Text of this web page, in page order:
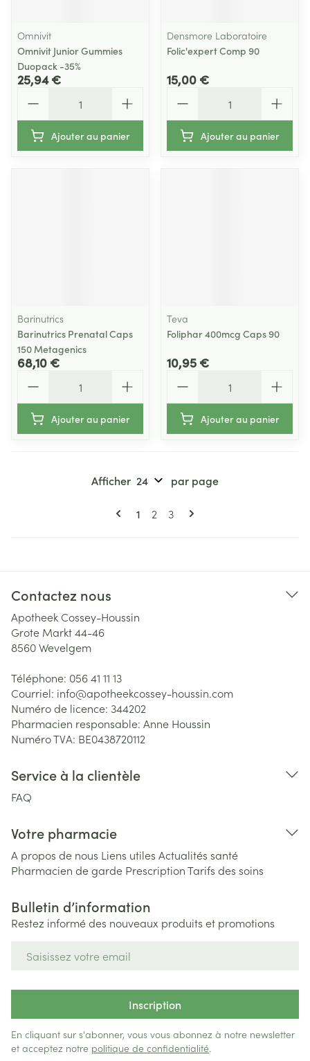
Omnivit
Omnivit Junior Gummies
Duopack -35%
25,94 €
Ajouter au panier
Densmore Laboratoire
Folic'expert Comp 90
15,00 €
Ajouter au panier
Barinutrics
Barinutrics Prenatal Caps
150 Metagenics
68,10 €
Ajouter au panier
Teva
Foliphar 400mcg Caps 90
10,95 €
Ajouter au panier
Pages
Vous lisez actuellement la page
1 Page
2 Page
3
Afficher par page
Contactez nous
Apotheek Cossey-Houssin
Grote Markt 44-46
8560Wevelgem
Téléphone: 056 41 11 13
Courriel: info@apotheekcossey-houssin.com
Numéro de licence: 344202
Pharmacien responsable: Anne Houssin
Numéro TVA: BE0438720112
Service à la clientèle
FAQ
Votre pharmacie
A propos de nous Liens utiles Actualités santé
Pharmacien de garde PrescriptionTarifs des soins
Bulletin d’information
Restez informé des nouveaux produits et promotions
Inscription
En cliquant sur s'abonner, vous vous abonnez à notre newsletter
et acceptez notre politique de confidentialité.